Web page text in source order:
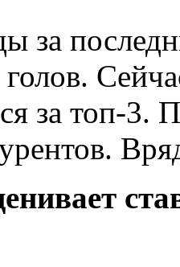
за
за топ-3.